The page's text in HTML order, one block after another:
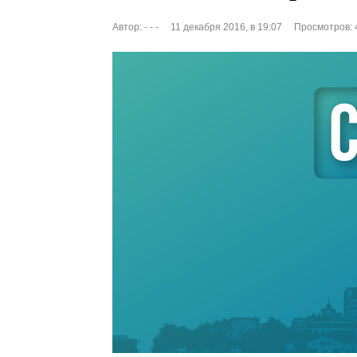
Автор: - - - 11 декабря 2016, в 19:07 Просмотров: